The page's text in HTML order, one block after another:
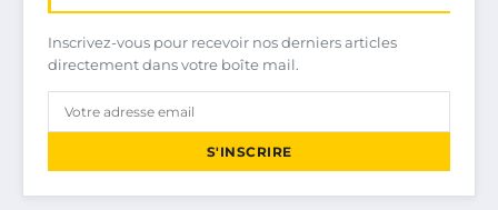
Inscrivez-vous pour recevoir nos derniers articles
directement dans votre boîte mail.
S'INSCRIRE